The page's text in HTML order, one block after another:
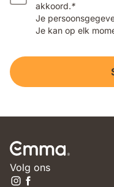
akkoord.*
Je
Je kan op elk
Volg ons